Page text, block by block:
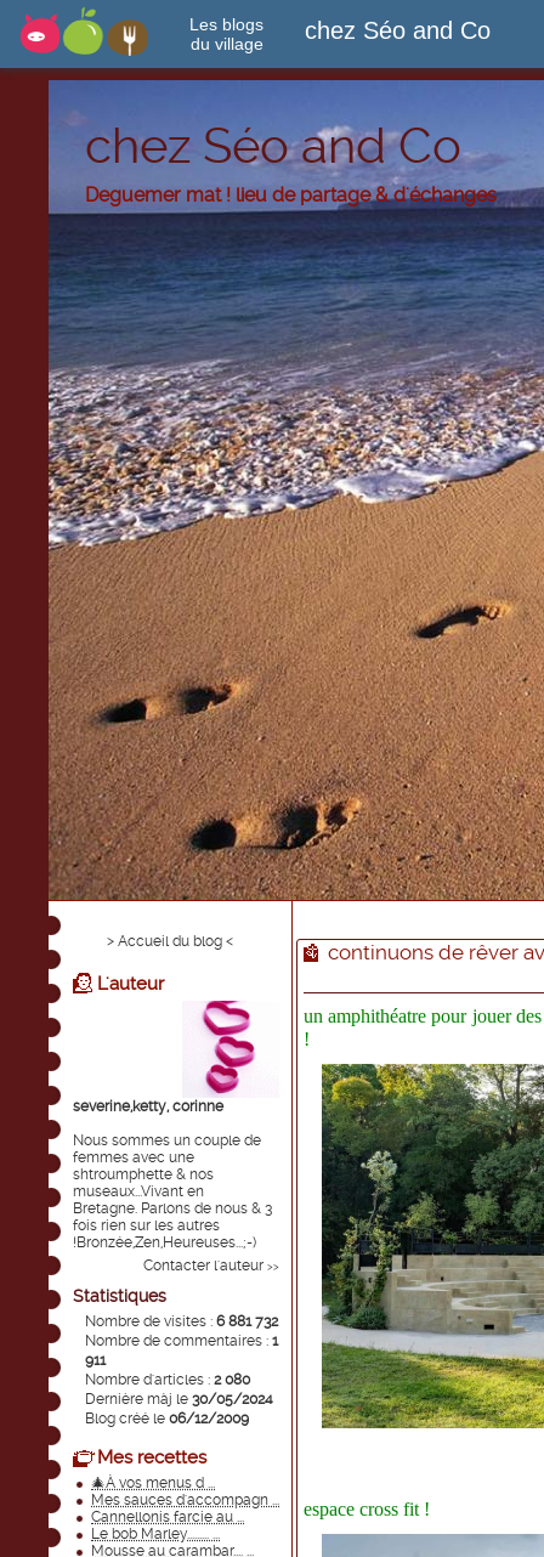
Les blogs
du village
chez Séo and Co
chez Séo and Co
Deguemer mat ! lieu de partage & d'échanges
> Accueil du blog <
L'auteur
severine,ketty, corinne
Nous sommes un couple de
femmes avec une
shtroumphette & nos
museaux...Vivant en
Bretagne. Parlons de nous & 3
fois rien sur les autres
!Bronzée,Zen,Heureuses...;-)
Contacter l'auteur >>
Statistiques
Nombre de visites : 6 881 732
Nombre de commentaires : 1
911
Nombre d'articles : 2 080
Dernière màj le 30/05/2024
Blog créé le 06/12/2009
Mes recettes
🎄À vos menus d ...
Mes sauces d'accompagn ...
Cannellonis farcie au ...
Le bob Marley......... ...
Mousse au carambar.... ...
continuons de rêver
un amphithéatre pour jouer
!
espace cross fit !